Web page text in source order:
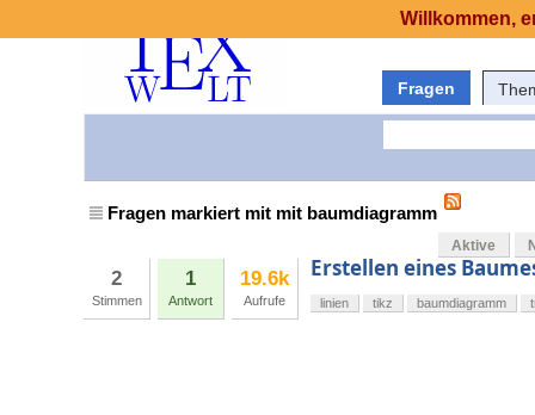
Fragen
Fragen markiert mit mit baumdiagramm
Aktive
2
Stimmen
1
Antwort
19.6k
Aufrufe
Erstellen eines
linien tikz baumdiagramm
Willkommen,